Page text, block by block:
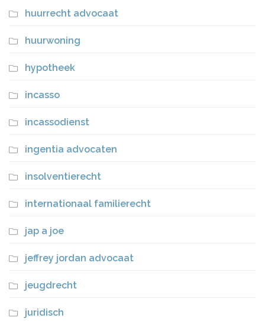
huurrecht advocaat
huurwoning
hypotheek
incasso
incassodienst
ingentia advocaten
insolventierecht
internationaal familierecht
jap a joe
jeffrey jordan advocaat
jeugdrecht
juridisch